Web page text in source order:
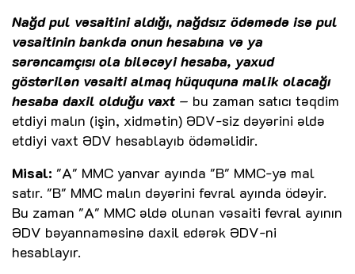
Nağd pul vəsaitini aldığı, nağdsız ödəmədə isə pul
vəsaitinin bankda onun hesabına və ya
sərəncamçısı ola biləcəyi hesaba, yaxud
göstərilən vəsaiti almaq hüququna malik olacağı
hesaba daxil olduğu vaxt – bu zaman satıcı təqdim
etdiyi malın (işin, xidmətin) ƏDV-siz dəyərini əldə
etdiyi vaxt ƏDV hesablayıb ödəməlidir.
Misal: "A" MMC yanvar ayında "B" MMC-yə mal
satır. "B" MMC malın dəyərini fevral ayında ödəyir.
Bu zaman "A" MMC əldə olunan vəsaiti fevral ayının
ƏDV bəyannaməsinə daxil edərək ƏDV-ni
hesablayır.